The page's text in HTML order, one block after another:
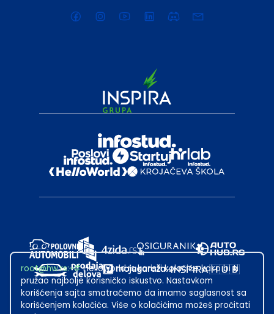
root@hw.rs:~#Helloworld.rs koristi kolačiće kako bi ti
pružao najbolje korisničko iskustvo. Nastavkom
korišćenja sajta smatraćemo da imamo saglasnost sa
korišćenjem kolačića. Više o kolačićima možeš pročitati